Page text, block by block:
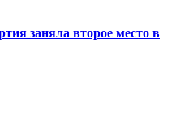
заняла второе место в